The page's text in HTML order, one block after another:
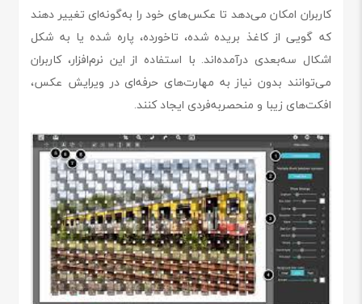
کاربران امکان می‌دهد تا عکس‌های خود را به‌گونه‌ای تغییر دهند
که گویی از کاغذ بریده شده، تاخورده، پاره شده یا به شکل
اشکال سه‌بعدی درآمده‌اند. با استفاده از این نرم‌افزار، کاربران
می‌توانند بدون نیاز به مهارت‌های حرفه‌ای در ویرایش عکس،
افکت‌های زیبا و منحصربه‌فردی ایجاد کنند.